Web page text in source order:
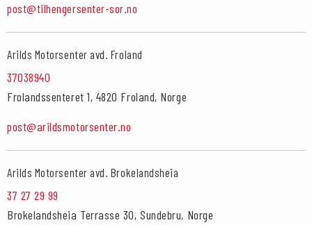
post@tilhengersenter-sor.no
Arilds Motorsenter avd. Froland
37038940
Frolandssenteret 1, 4820 Froland, Norge
post@arildsmotorsenter.no
Arilds Motorsenter avd. Brokelandsheia
37 27 29 99
Brokelandsheia Terrasse 30, Sundebru, Norge